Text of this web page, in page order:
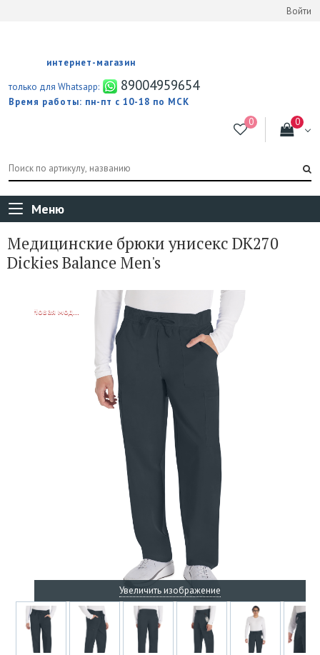
Войти
интернет-магазин
только для Whatsapp:
89004959654
Время работы: пн-пт с 10-18 по МСК
Меню
Медицинские брюки унисекс DK270
Dickies Balance Men's
Увеличить изображение